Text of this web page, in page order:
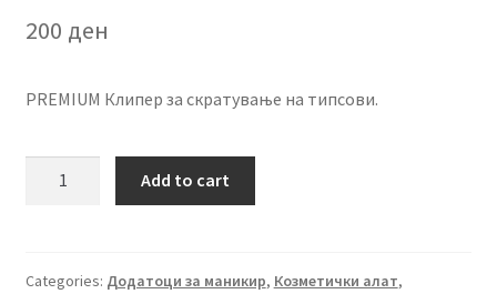
200 ден
PREMIUM Клипер за скратување на типсови.
типсови
Add to cart
Categories: Додатоци за маникир, Козметички алат,